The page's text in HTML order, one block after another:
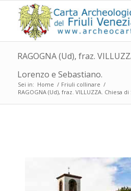
RAGOGNA (Ud), fraz.
Lorenzo e Sebastiano.
Sei in: Home / Friuli collinare /
RAGOGNA (Ud), fraz. VILLUZZA. Chiesa